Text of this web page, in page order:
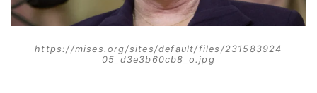
https://mises.org/sites/default/files/231583924
05_d3e3b60cb8_o.jpg